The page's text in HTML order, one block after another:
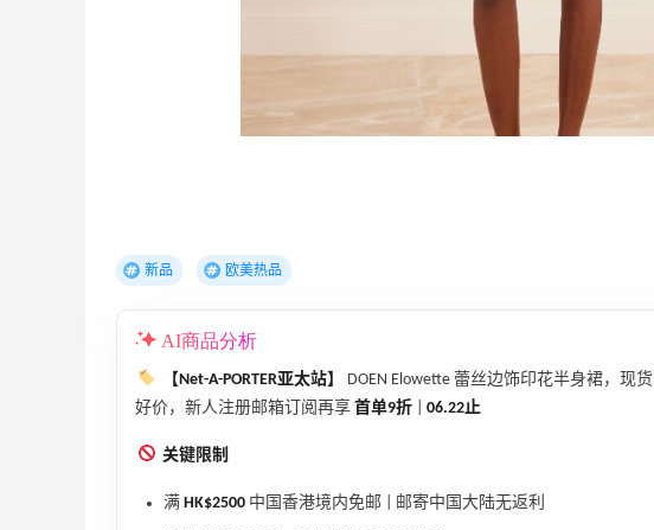
新品 欧美热品
AI商品分析
【Net-A-PORTER亚太站】 DOEN Elowette 蕾丝边饰印花半身裙，现货
好价，新人注册邮箱订阅再享 首单9折 06.22止
关键限制
满 HK$2500 中国香港境内免邮 | 邮寄中国大陆无返利
Columbia Sportswear：夏季大促！哥伦
Columbia Sportswear
Bloomingdales
11天21小时
4%返利
62人获得返利